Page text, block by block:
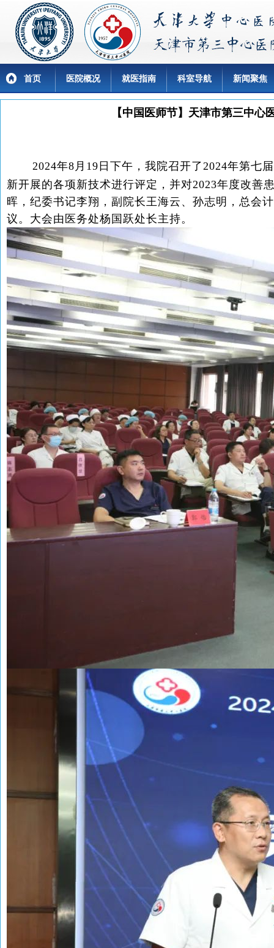
首页 医院概况 就医指南 科室导航 新闻聚焦
【中国医师节】天津市第三中
2024年8月19日下午，我院召开了2024年第七
新开展的各项新技术进行评定，并对2023年度改善
晖，纪委书记李翔，副院长王海云、孙志明，总会
议。大会由医务处杨国跃处长主持。